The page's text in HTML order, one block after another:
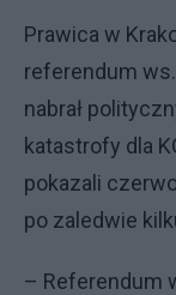
Prawica w
referendum
nabrał
katastrofy dla
pokazali
po zaledwie
– Referendum